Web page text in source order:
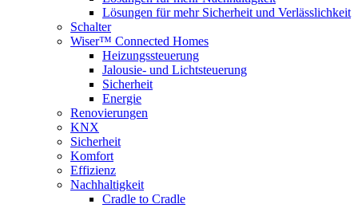
Lösungen für mehr Sicherheit und Verlässlichkeit
Schalter
Wiser™ Connected Homes
Heizungssteuerung
Jalousie- und Lichtsteuerung
Sicherheit
Energie
Renovierungen
KNX
Sicherheit
Komfort
Effizienz
Nachhaltigkeit
Cradle to Cradle